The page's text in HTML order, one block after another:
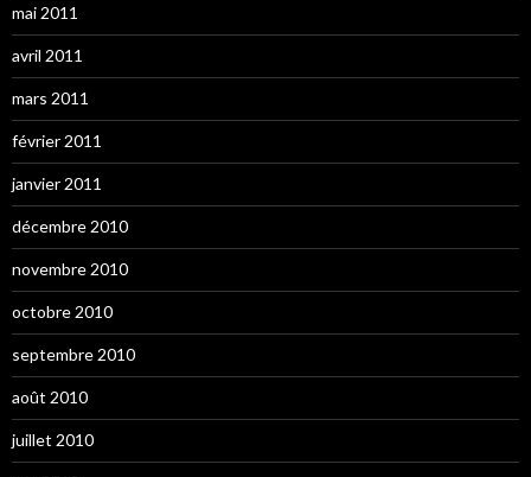
mai 2011
avril 2011
mars 2011
février 2011
janvier 2011
décembre 2010
novembre 2010
octobre 2010
septembre 2010
août 2010
juillet 2010